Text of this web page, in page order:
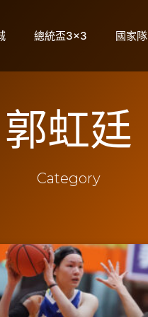
總統盃3×3 國家隊
郭虹廷
Category